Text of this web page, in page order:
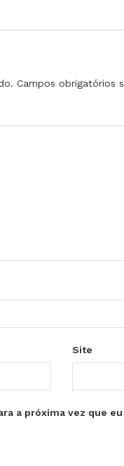
Campos obrigatórios
Site
a próxima vez que